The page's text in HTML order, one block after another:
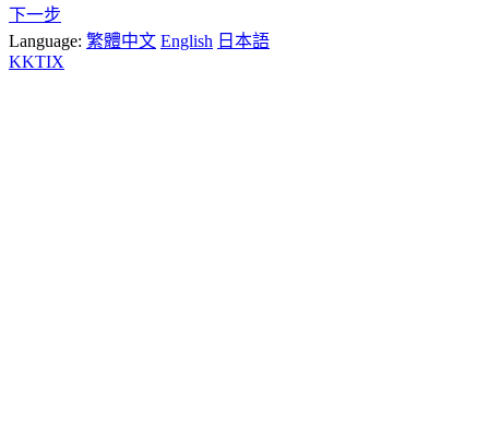
下一步
Language: 繁體中文 English 日本語
KKTIX